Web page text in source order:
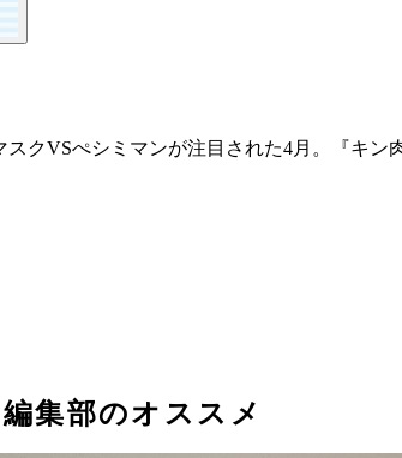
クVSぺシミマンが注目された4月。『キ
編集部のオススメ